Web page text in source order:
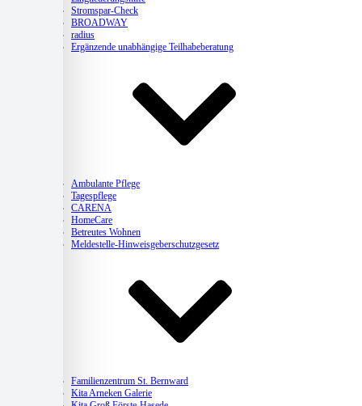
Stromspar-Check
BROADWAY
radius
Ergänzende unabhängige Teilhabeberatung
Ambulante Pflege
Tagespflege
CARENA
HomeCare
Betreutes Wohnen
Meldestelle-Hinweisgeberschutzgesetz
Familienzentrum St. Bernward
Kita Arneken Galerie